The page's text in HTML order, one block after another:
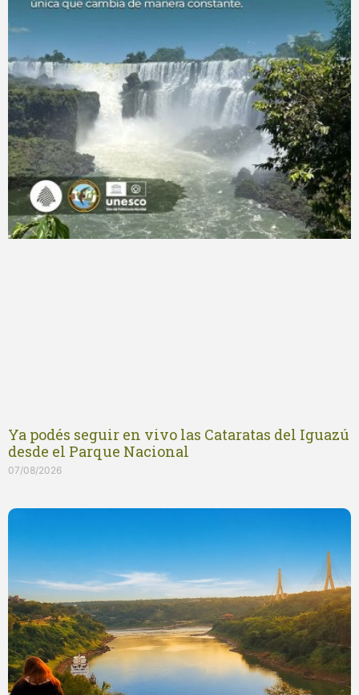
Ya podés seguir en vivo las Cataratas del Iguazú
desde el Parque Nacional
07/08/2026